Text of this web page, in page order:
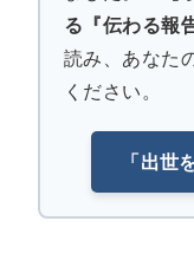
る『伝わる報
読み、あなた
ください。
「出世